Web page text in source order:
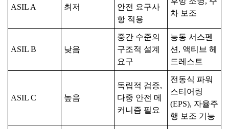
ASIL A 최저
안전 요구사
항 적용
차 보조
ASIL B 낮음
중간 수준의
구조적 설계
요구
능동 서스펜
션, 액티브 헤
드레스트
ASIL C 높음
독립적 검증,
다중 안전 메
커니즘 필요
전동식 파워
스티어링
(EPS), 자율주
행 보조 기능